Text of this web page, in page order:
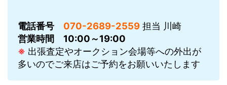
電話番号 070-2689-2559 担当 川崎
営業時間
10:00～19:00
※ 出張査定やオークション会場等への外出が
多いのでご来店はご予約をお願いいたします